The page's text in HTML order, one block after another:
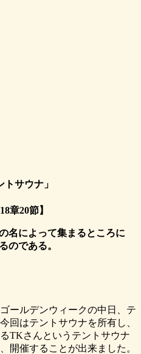
サウナ」
章20節】
名によって集まるところに
のである。
ールデンウィークの中日、テ
回はテントサウナを所有し、
TKさんというテントサウナ
開催することが出来ました。